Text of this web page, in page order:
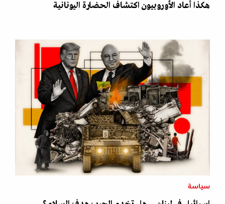
هكذا أعاد الأوروبيون اكتشاف الحضارة اليونانية
سياسة